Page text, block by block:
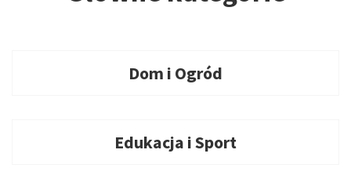
Dom i Ogród
Edukacja i Sport